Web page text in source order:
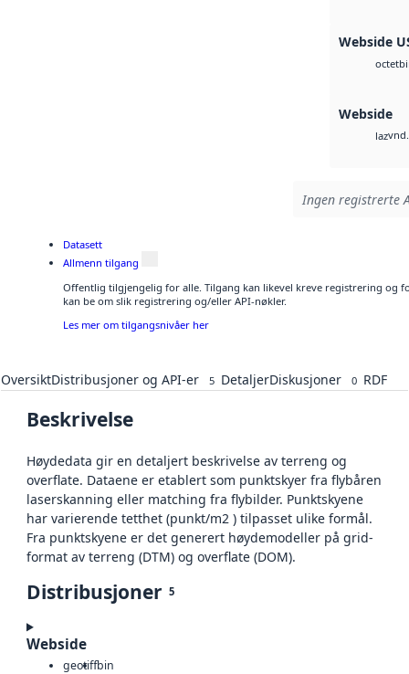
Webside
octet
Webside
laz
Ingen registrerte
Datasett
Allmenn tilgang
Offentlig tilgjengelig for alle. Tilgang kan likevel kreve registrering og
kan be om slik registrering og/eller API-nøkler.
Les mer om tilgangsnivåer her
OversiktDistribusjoner og API-er 5 DetaljerDiskusjoner 0 RDF
Beskrivelse
Høydedata gir en detaljert beskrivelse av terreng og
overflate. Dataene er etablert som punktskyer fra flybåren
laserskanning eller matching fra flybilder. Punktskyene
har varierende tetthet (punkt/m2 ) tilpasset ulike formål.
Fra punktskyene er det generert høydemodeller på grid-
format av terreng (DTM) og overflate (DOM).
Distribusjoner 5
Webside
geotiffbin